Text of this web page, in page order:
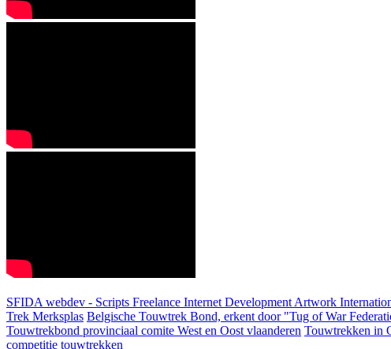
SFIDA webdev - Scripts Freelance Internet Development Artwork
Trek Merksplas Belgische Touwtrek Bond, erkent door "Tug of War
Touwtrekbond provinciaal comite West en Oost vlaanderen Touwtrekken in
competitie touwtrekken